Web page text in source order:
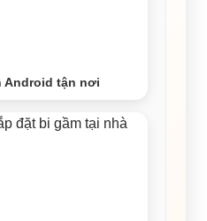
Android tận nơi